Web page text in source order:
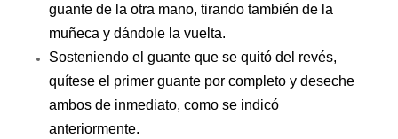
guante de la otra mano, tirando también de la
muñeca y dándole la vuelta.
Sosteniendo el guante que se quitó del revés,
quítese el primer guante por completo y deseche
ambos de inmediato, como se indicó
anteriormente.